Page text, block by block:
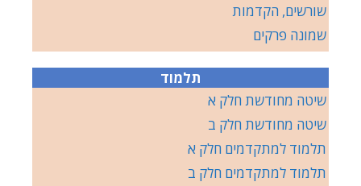
שורשים, הקדמות
שמונה פרקים
תלמוד
שיטה מחודשת חלק א
שיטה מחודשת חלק ב
תלמוד למתקדמים חלק א
תלמוד למתקדמים חלק ב